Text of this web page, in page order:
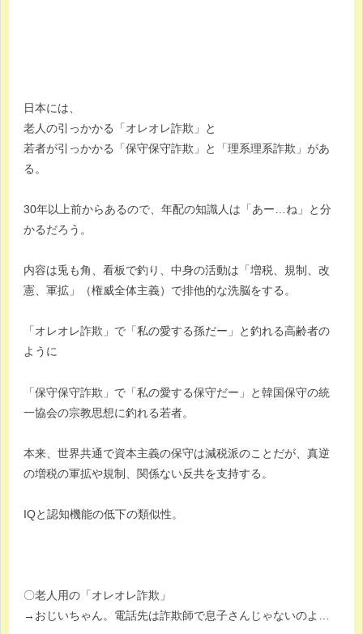
日本には、
老人の引っかかる「オレオレ詐欺」と
若者が引っかかる「保守保守詐欺」と「理系理系詐欺」があ
る。
30年以上前からあるので、年配の知識人は「あー…ね」と分
かるだろう。
内容は兎も角、看板で釣り、中身の活動は「増税、規制、改
憲、軍拡」（権威全体主義）で排他的な洗脳をする。
「オレオレ詐欺」で「私の愛する孫だー」と釣れる高齢者の
ように
「保守保守詐欺」で「私の愛する保守だー」と韓国保守の統
一協会の宗教思想に釣れる若者。
本来、世界共通で資本主義の保守は減税派のことだが、真逆
の増税の軍拡や規制、関係ない反共を支持する。
IQと認知機能の低下の類似性。
〇老人用の「オレオレ詐欺」
→おじいちゃん。電話先は詐欺師で息子さんじゃないのよ…